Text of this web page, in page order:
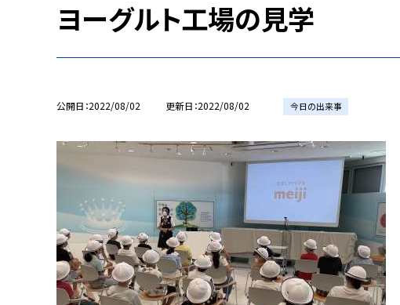
ヨーグルト工場の見学
公開日 2022/08/02 更新日 2022/08/02 今日の出来事